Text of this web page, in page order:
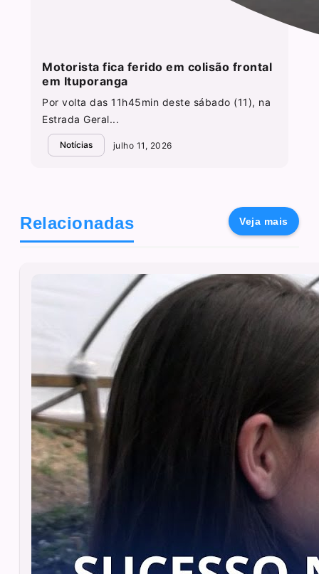
Motorista fica ferido em colisão frontal
em Ituporanga
Por volta das 11h45min deste sábado (11), na
Estrada Geral...
Notícias julho 11, 2026
Relacionadas Veja mais